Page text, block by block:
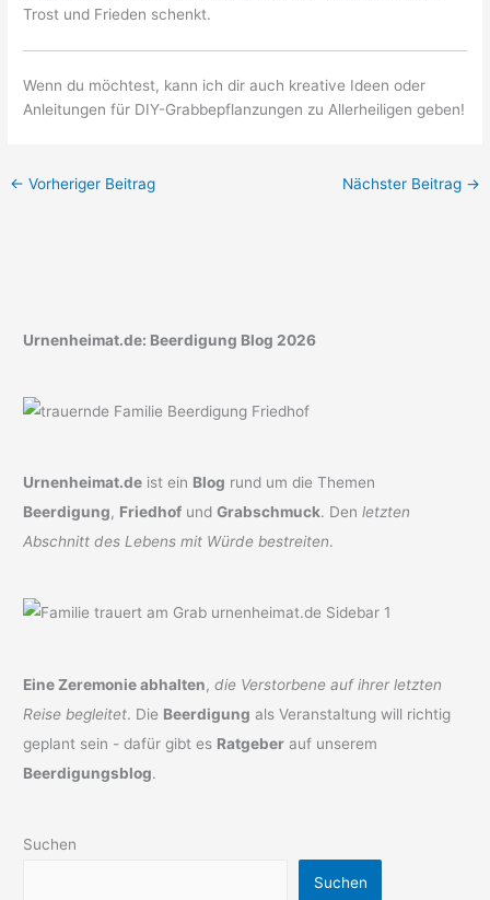
Trost und Frieden schenkt.
Wenn du möchtest, kann ich dir auch kreative Ideen oder
Anleitungen für DIY-Grabbepflanzungen zu Allerheiligen geben!
← Vorheriger Beitrag Nächster Beitrag →
Urnenheimat.de: Beerdigung Blog 2026
Urnenheimat.de ist ein Blog rund um die Themen
Beerdigung, Friedhof undGrabschmuck. Denletzten
Abschnitt des Lebens mit Würde bestreiten.
Eine Zeremonie abhalten,die Verstorbene auf ihrer letzten
Reise begleitet. Die Beerdigung als Veranstaltung will richtig
geplant sein - dafür gibt es Ratgeber auf unserem
Beerdigungsblog.
Suchen
Suchen